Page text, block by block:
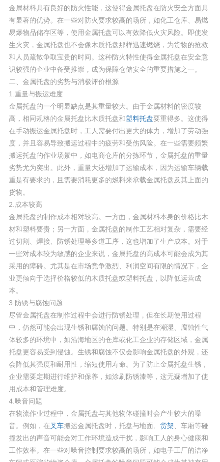
金属材料具有良好的防火性能，这使得金属托盘在防火安全方面具
有显著的优势。在一些对防火要求较高的场所，如化工仓库、易燃
易爆物品储存区等，使用金属托盘可以有效降低火灾风险。即使发
生火灾，金属托盘也不会像木质托盘那样迅速燃烧，为货物的抢救
和人员疏散争取宝贵的时间。这种防火特性使得金属托盘在安全意
识较强的企业中备受推崇，成为保障仓储安全的重要措施之一。
二、金属托盘的劣势与消极评价根源
1.重量与搬运难度
金属托盘的一个明显缺点是其重量较大。由于金属材料的密度较
高，相同规格的金属托盘比木质托盘和塑料托盘要重得多。这使得
在手动搬运金属托盘时，工人需要付出更大的体力，增加了劳动强
度，并且容易导致搬运过程中的疲劳和受伤风险。在一些需要频繁
搬运托盘的作业场景中，如电商仓库的分拣环节，金属托盘的重量
劣势尤为突出。此外，重量大还增加了运输成本，因为运输车辆载
重是有要求的，且需要消耗更多的燃料来承载金属托盘及其上面的
货物。
2.成本较高
金属托盘的制作成本相对较高。一方面，金属材料本身的价格比木
材和塑料要贵；另一方面，金属托盘的制作工艺相对复杂，需要经
过切割、焊接、防锈处理等多道工序，这也增加了生产成本。对于
一些对成本较为敏感的企业来说，金属托盘的高成本可能会成为其
采用的障碍。尤其是在市场竞争激烈、利润空间有限的情况下，企
业更倾向于选择价格较低的木质托盘或塑料托盘，以降低运营成
本。
3.防锈与腐蚀问题
尽管金属托盘在制作过程中会进行防锈处理，但在长期使用过程
中，仍然可能会出现生锈和腐蚀的问题。特别是在潮湿、腐蚀性气
体较多的环境中，如沿海地区的仓库或化工企业的存储区域，金属
托盘更容易受到侵蚀。生锈和腐蚀不仅会影响金属托盘的外观，还
会降低其强度和耐用性，缩短使用寿命。为了防止金属托盘生锈，
企业需要定期进行维护和保养，如涂刷防锈漆等，这无疑增加了使
用成本和管理难度。
4.噪音问题
在物流作业过程中，金属托盘与其他物体碰撞时会产生较大的噪
音。例如，在叉车搬运金属托盘时，托盘与地面、 货架 、车厢等碰
撞发出的声音可能会对工作环境造成干扰，影响工人的身心健康和
工作效率。在一些对噪音控制要求较高的场所，如电子工厂的洁净